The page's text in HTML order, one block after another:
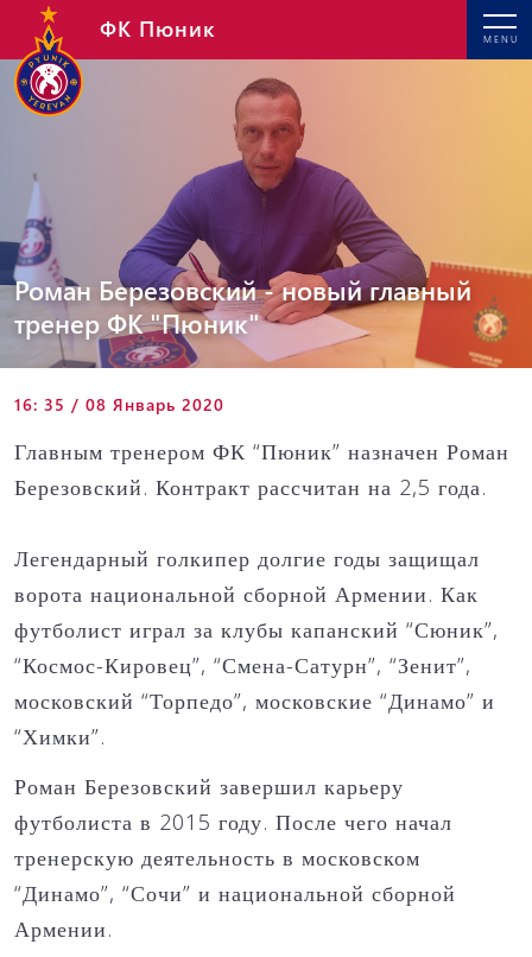
MENU
ФК Пюник
Роман Березовский - новый главный
тренер ФК "Пюник"
16: 35 / 08 Январь 2020
Главным тренером ФК “Пюник” назначен Роман
Березовский. Контракт рассчитан на 2,5 года.
Легендарный голкипер долгие годы защищал
ворота национальной сборной Армении. Как
футболист играл за клубы капанский “Сюник”,
“Космос-Кировец”, “Смена-Сатурн”, “Зенит”,
московский “Торпедо”, московские “Динамо” и
“Химки”.
Роман Березовский завершил карьеру
футболиста в 2015 году. После чего начал
тренерскую деятельность в московском
“Динамо”, “Сочи” и национальной сборной
Армении.